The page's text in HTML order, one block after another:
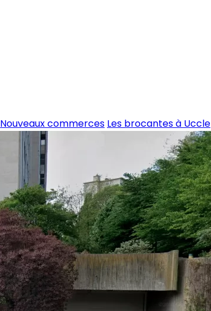
Nouveaux commerces Les brocantes à Uccle